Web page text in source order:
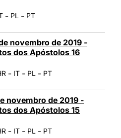
- PL - PT
novembro de 2019 -
dos Apóstolos 16
- IT - PL - PT
novembro de 2019 -
dos Apóstolos 15
- IT - PL - PT